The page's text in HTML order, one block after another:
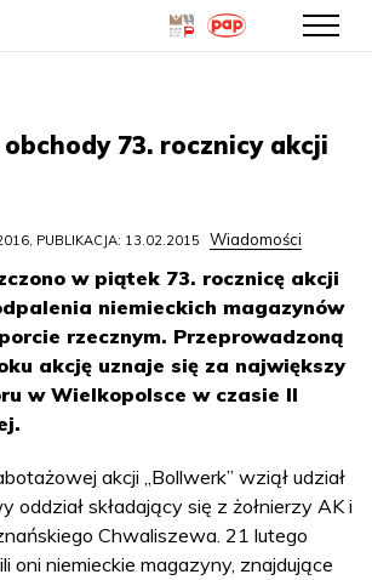
treści
73. rocznicy akcji
PUBLIKACJA: 13.02.2015 Wiadomości
w piątek 73. rocznicę akcji
niemieckich magazynów
rzecznym. Przeprowadzoną
akcję uznaje się za największy
w Wielkopolsce w czasie II
akcji „Bollwerk” wziął udział
oddział składający się z żołnierzy AK i
Chwaliszewa. 21 lutego
oni niemieckie magazyny, znajdujące